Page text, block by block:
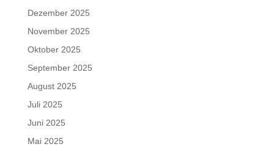
Dezember 2025
November 2025
Oktober 2025
September 2025
August 2025
Juli 2025
Juni 2025
Mai 2025